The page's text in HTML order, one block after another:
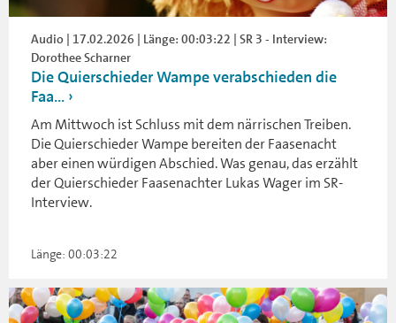
Audio | 17.02.2026 | Länge: 00:03:22 | SR 3 - Interview:
Dorothee Scharner
Die Quierschieder Wampe verabschieden die
Faa...
Am Mittwoch ist Schluss mit dem närrischen Treiben.
Die Quierschieder Wampe bereiten der Faasenacht
aber einen würdigen Abschied. Was genau, das erzählt
der Quierschieder Faasenachter Lukas Wager im SR-
Interview.
Länge: 00:03:22